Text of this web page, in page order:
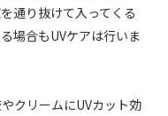
通り抜けて入ってくる
場合もUVケアは行いま
クリームにUVカット効